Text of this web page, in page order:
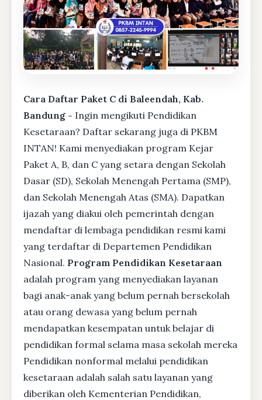
Cara Daftar Paket C di Baleendah, Kab.
Bandung - Ingin mengikuti Pendidikan
Kesetaraan? Daftar sekarang juga di PKBM
INTAN! Kami menyediakan program Kejar
Paket A, B, dan C yang setara dengan Sekolah
Dasar (SD), Sekolah Menengah Pertama (SMP),
dan Sekolah Menengah Atas (SMA). Dapatkan
ijazah yang diakui oleh pemerintah dengan
mendaftar di lembaga pendidikan resmi kami
yang terdaftar di Departemen Pendidikan
Nasional. Program Pendidikan Kesetaraan
adalah program yang menyediakan layanan
bagi anak-anak yang belum pernah bersekolah
atau orang dewasa yang belum pernah
mendapatkan kesempatan untuk belajar di
pendidikan formal selama masa sekolah mereka
Pendidikan nonformal melalui pendidikan
kesetaraan adalah salah satu layanan yang
diberikan oleh Kementerian Pendidikan,